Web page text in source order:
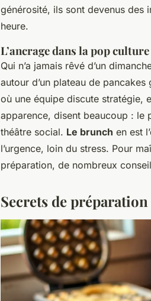
générosité, ils sont devenus des
heure.
L’ancrage dans la pop culture
Qui n’a jamais rêvé d’un
autour d’un plateau de pancakes
où une équipe discute stratégie,
apparence, disent beaucoup : le
théâtre social. Le brunch en est
l’urgence, loin du stress. Pour
préparation, de nombreux
Secrets de